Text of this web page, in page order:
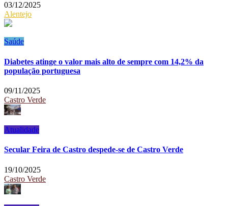
03/12/2025
Alentejo
Saúde
Diabetes atinge o valor mais alto de sempre com 14,2% da
população portuguesa
09/11/2025
Castro Verde
Atualidade
Secular Feira de Castro despede-se de Castro Verde
19/10/2025
Castro Verde